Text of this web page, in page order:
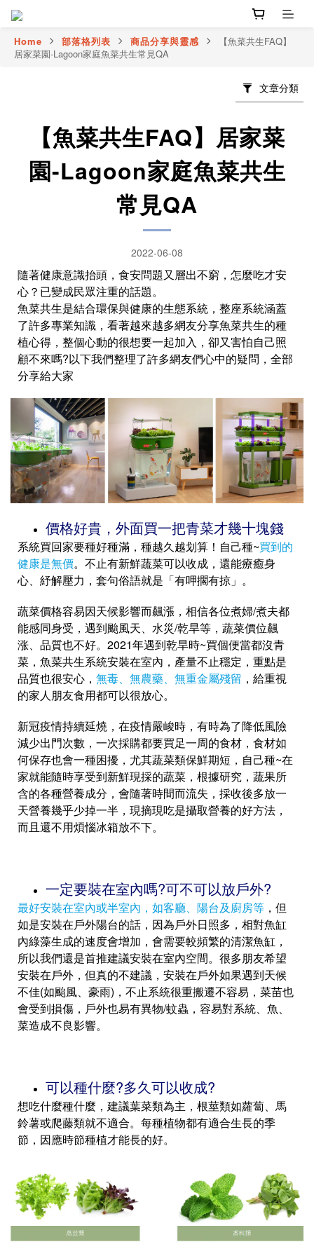
Home 部落格列表 商品分享與靈感
【魚菜共生FAQ】
居家菜園-Lagoon家庭魚菜共生常見QA
文章分類
【魚菜共生FAQ】居家菜
園-Lagoon家庭魚菜共生
常見QA
2022-06-08
隨著健康意識抬頭，食安問題又層出不窮，怎麼吃才安
心？已變成民眾注重的話題。
魚菜共生是結合環保與健康的生態系統，整座系統涵蓋
了許多專業知識，看著越來越多網友分享魚菜共生的種
植心得，整個心動的很想要一起加入，卻又害怕自己照
顧不來嗎?以下我們整理了許多網友們心中的疑問，全部
分享給大家
價格好貴，外面買一把青菜才幾十塊錢
系統買回家要種好種滿，種越久越划算！自己種~買到的
健康是無價。不止有新鮮蔬菜可以收成，還能療癒身
心、紓解壓力，套句俗語就是「有呷擱有掠」。
蔬菜價格容易因天候影響而飆漲，相信各位煮婦/煮夫都
能感同身受，遇到颱風天、水災/乾旱等，蔬菜價位飆
涨、品質也不好。2021年遇到乾旱時~買個便當都沒青
菜，魚菜共生系統安裝在室內，產量不止穩定，重點是
品質也很安心， 無毒、無農藥、無重金屬殘留 ，給重視
的家人朋友食用都可以很放心。
新冠疫情持續延燒，在疫情嚴峻時，有時為了降低風險
減少出門次數，一次採購都要買足一周的食材，食材如
何保存也會一種困擾，尤其蔬菜類保鮮期短，自己種~在
家就能隨時享受到新鮮現採的蔬菜，根據研究，蔬果所
含的各種營養成分，會隨著時間而流失，採收後多放一
天營養幾乎少掉一半，現摘現吃是攝取營養的好方法，
而且還不用煩惱冰箱放不下。
一定要裝在室內嗎?可不可以放戶外?
最好安裝在室內或半室內，如客廳、陽台及廚房等 ，但
如是安裝在戶外陽台的話，因為戶外日照多，相對魚缸
內綠藻生成的速度會增加，會需要較頻繁的清潔魚缸，
所以我們還是首推建議安裝在室內空間。很多朋友希望
安裝在戶外，但真的不建議，安裝在戶外如果遇到天候
不佳(如颱風、豪雨)，不止系統很重搬遷不容易，菜苗也
會受到損傷，戶外也易有異物/蚊蟲，容易對系統、魚、
菜造成不良影響。
可以種什麼?多久可以收成?
想吃什麼種什麼，建議葉菜類為主，根莖類如蘿蔔、馬
鈴薯或爬藤類就不適合。每種植物都有適合生長的季
節，因應時節種植才能長的好。